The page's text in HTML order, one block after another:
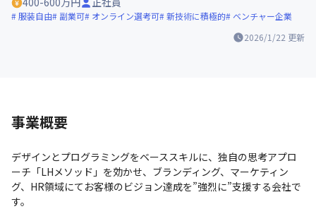
2026/1/22 更新
服装自由 副業可 オンライン選考可 新技術に積極的 ベンチャー企業
事業概要
デザインとプログラミングをベーススキルに、独自の思考アプロ
ーチ「LHメソッド」を効かせ、ブランディング、マーケティン
グ、HR領域にてお客様のビジョン達成を”強烈に”支援する会社で
す。